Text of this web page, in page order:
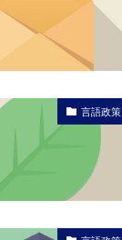
言語政策